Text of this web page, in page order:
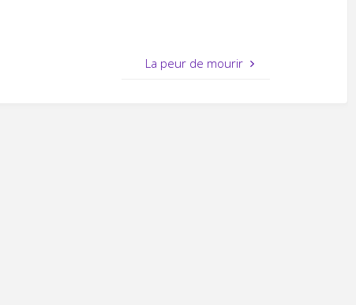
La peur de mourir